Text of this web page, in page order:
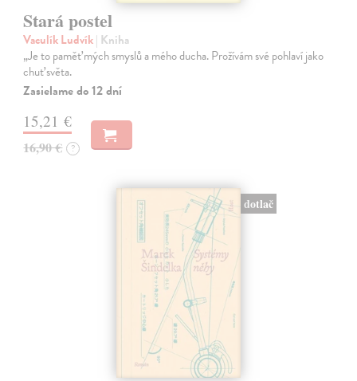
Stará postel
Vaculík Ludvík| Kniha
„Je to paměť mých smyslů a mého ducha. Prožívám své pohlaví jako
chuť světa.
Zasielame do 12 dní
15,21 €
16,90 € ?
dotlač